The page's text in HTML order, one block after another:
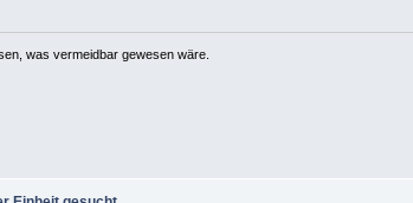
was vermeidbar gewesen wäre.